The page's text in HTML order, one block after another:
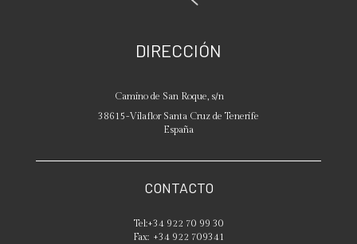
DIRECCIÓN
Camino de San Roque, s/n
38615-Vilaflor Santa Cruz de Tenerife
España
CONTACTO
Tel:+34 922 70 99 30
Fax: +34 922 709341